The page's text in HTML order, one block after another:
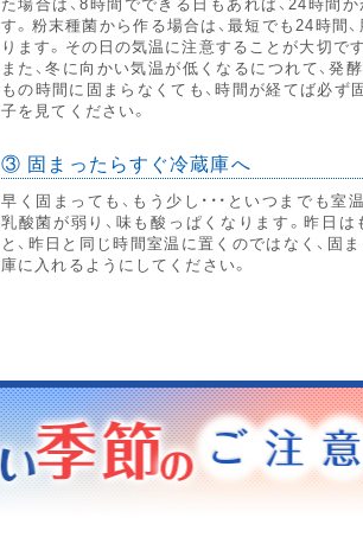
た場合は、8時間でできる日もあれば、24時間
す。粉末種菌から作る場合は、最短でも24時間
ります。その日の気温に注意することが大切です
また、冬に向かい気温が低くなるにつれて、発
もの時間に固まらなくても、時間が経てば必ず
子を見てください。
③ 固まったらすぐ冷蔵庫へ
早く固まっても、もう少し・・・といつまでも室
乳酸菌が弱り、味も酸っぱくなります。昨日
と、昨日と同じ時間室温に置くのではなく、固
庫に入れるようにしてください。